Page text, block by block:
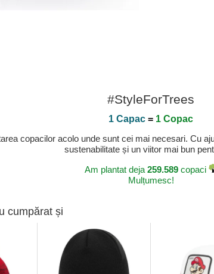
#StyleForTrees
1 Capac = 1 Copac
copacilor acolo unde sunt cei mai necesari. Cu
sustenabilitate și un viitor mai bun
Am plantat deja 259.589copaci
Mulțumesc!
cumpărat și